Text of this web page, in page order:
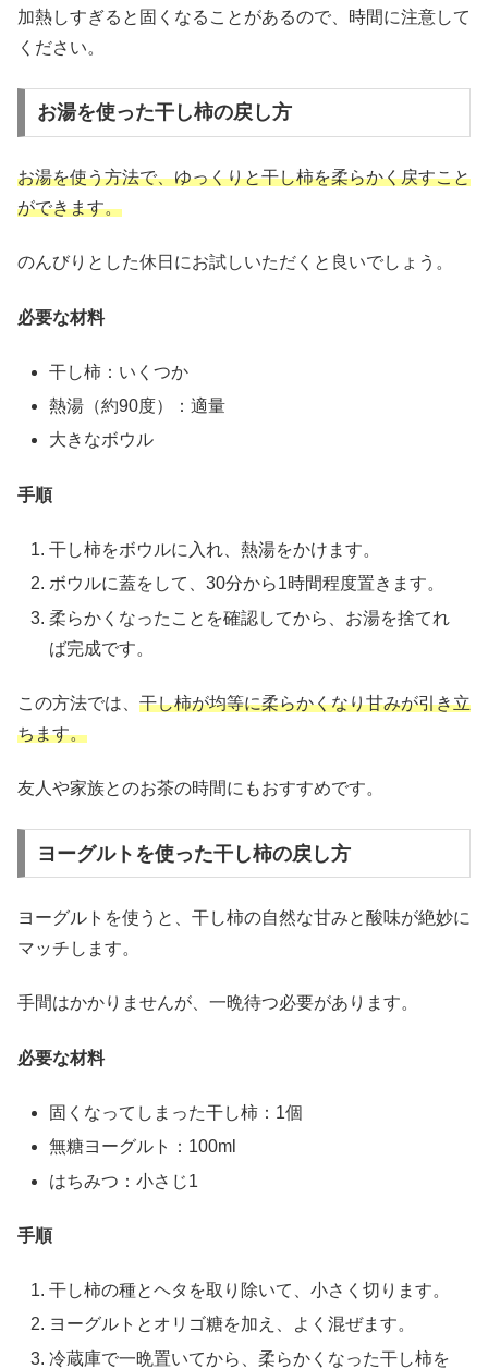
加熱しすぎると固くなることがあるので、時間に注意して
ください。
お湯を使った干し柿の戻し方
お湯を使う方法で、ゆっくりと干し柿を柔らかく戻すこと
ができます。
のんびりとした休日にお試しいただくと良いでしょう。
必要な材料
干し柿：いくつか
熱湯（約90度）：適量
大きなボウル
手順
干し柿をボウルに入れ、熱湯をかけます。
ボウルに蓋をして、30分から1時間程度置きます。
柔らかくなったことを確認してから、お湯を捨てれ
ば完成です。
この方法では、 干し柿が均等に柔らかくなり甘みが引き立
ちます。
友人や家族とのお茶の時間にもおすすめです。
ヨーグルトを使った干し柿の戻し方
ヨーグルトを使うと、干し柿の自然な甘みと酸味が絶妙に
マッチします。
手間はかかりませんが、一晩待つ必要があります。
必要な材料
固くなってしまった干し柿：1個
無糖ヨーグルト：100ml
はちみつ：小さじ1
手順
干し柿の種とヘタを取り除いて、小さく切ります。
ヨーグルトとオリゴ糖を加え、よく混ぜます。
冷蔵庫で一晩置いてから、柔らかくなった干し柿を